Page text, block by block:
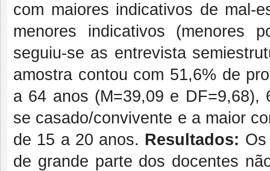
com maiores indicativos de mal-
menores indicativos (menores
seguiu-se as entrevista
amostra contou com 51,6% de
a 64 anos (M=39,09 e DF=9,68),
se casado/convivente e a maior
de 15 a 20 anos. Resultados:
de grande parte dos docentes